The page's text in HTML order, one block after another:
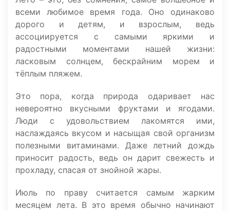
всеми любимое время года. Оно одинаково
дорого и детям, и взрослым, ведь
ассоциируется с самыми яркими и
радостными моментами нашей жизни:
ласковым солнцем, бескрайним морем и
тёплым пляжем.
Это пора, когда природа одаривает нас
невероятно вкусными фруктами и ягодами.
Люди с удовольствием лакомятся ими,
наслаждаясь вкусом и насыщая свой организм
полезными витаминами. Даже летний дождь
приносит радость, ведь он дарит свежесть и
прохладу, спасая от знойной жары.
Июль по праву считается самым жарким
месяцем лета. В это время обычно начинают